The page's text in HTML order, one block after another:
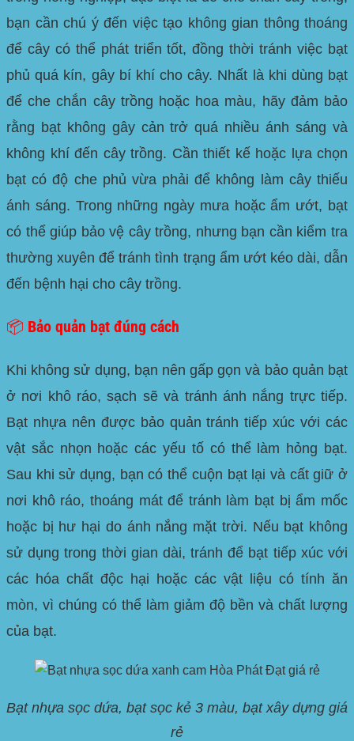
bạn cần chú ý đến việc tạo không gian thông thoáng
để cây có thể phát triển tốt, đồng thời tránh việc bạt
phủ quá kín, gây bí khí cho cây. Nhất là khi dùng bạt
để che chắn cây trồng hoặc hoa màu, hãy đảm bảo
rằng bạt không gây cản trở quá nhiều ánh sáng và
không khí đến cây trồng. Cần thiết kế hoặc lựa chọn
bạt có độ che phủ vừa phải để không làm cây thiếu
ánh sáng. Trong những ngày mưa hoặc ẩm ướt, bạt
có thể giúp bảo vệ cây trồng, nhưng bạn cần kiểm tra
thường xuyên để tránh tình trạng ẩm ướt kéo dài, dẫn
đến bệnh hại cho cây trồng.
📦 Bảo quản bạt đúng cách
Khi không sử dụng, bạn nên gấp gọn và bảo quản bạt
ở nơi khô ráo, sạch sẽ và tránh ánh nắng trực tiếp.
Bạt nhựa nên được bảo quản tránh tiếp xúc với các
vật sắc nhọn hoặc các yếu tố có thể làm hỏng bạt.
Sau khi sử dụng, bạn có thể cuộn bạt lại và cất giữ ở
nơi khô ráo, thoáng mát để tránh làm bạt bị ẩm mốc
hoặc bị hư hại do ánh nắng mặt trời. Nếu bạt không
sử dụng trong thời gian dài, tránh để bạt tiếp xúc với
các hóa chất độc hại hoặc các vật liệu có tính ăn
mòn, vì chúng có thể làm giảm độ bền và chất lượng
của bạt.
Bạt nhựa sọc dứa, bạt sọc kẻ 3 màu, bạt xây dựng giá
rẻ